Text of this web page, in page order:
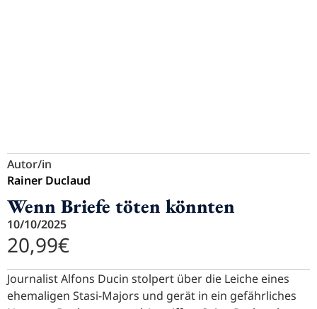
Autor/in
Rainer Duclaud
Wenn Briefe töten könnten
10/10/2025
20,99€
Journalist Alfons Ducin stolpert über die Leiche eines
ehemaligen Stasi-Majors und gerät in ein gefährliches